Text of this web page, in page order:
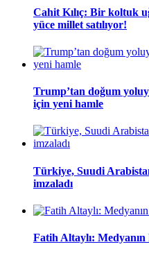
Cahit Kılıç: Bir koltuk
yüce millet satılıyor!
Trump’tan doğum
için yeni hamle
Türkiye, Suudi
imzaladı
Fatih Altaylı: